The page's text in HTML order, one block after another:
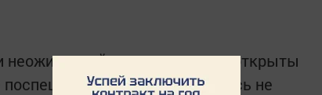
неожиданной встречи. Будьте открыты
решений. Старайтесь не